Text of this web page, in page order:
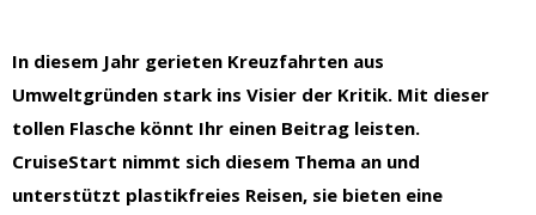
In diesem Jahr gerieten Kreuzfahrten aus
Umweltgründen stark ins Visier der Kritik. Mit dieser
tollen Flasche könnt Ihr einen Beitrag leisten.
CruiseStart nimmt sich diesem Thema an und
unterstützt plastikfreies Reisen, sie bieten eine